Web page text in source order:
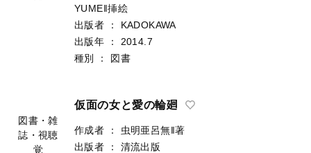
YUME‖挿絵
出版者
：
KADOKAWA
出版年
：
2014.7
種別
： 図書
図書・雑
誌・視聴
覚
仮面の女と愛の輪廻
作成者 ：
虫明亜呂無‖著
出版者
：
清流出版